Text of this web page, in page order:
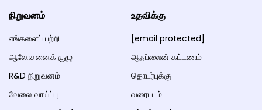
நிறுவனம்
எங்களைப் பற்றி
ஆலோசனைக் குழு
R&D நிறுவனம்
வேலை வாய்ப்பு
உதவிக்கு
[email protected]
ஆஃப்லைன் கட்டணம்
தொடர்புக்கு
வரைபடம்